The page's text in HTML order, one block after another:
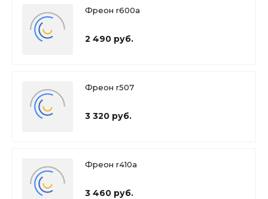
Фреон r600a
2 490 руб.
Фреон r507
3 320 руб.
Фреон r410a
3 460 руб.